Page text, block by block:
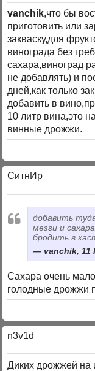
vanchik,что бы
приготовить или
закваску,для
винограда без
сахара,виноград
не добавлять) и
дней,как только
добавить в
10 литр вина,это
винные дрожжи.
СитнИр
добавить
мезги и
бродить в
vanchik, 11
Сахара очень
голодные дрожжи
n3v1d
Диких дрожжей на